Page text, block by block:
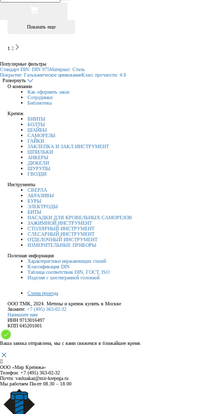
Показать еще
1 2
Популярные фильтры
Стандарт DIN: DIN 975Материал: Сталь
Покрытие: Гальваническое цинкованиеКласс прочности: 4.8
Развернуть
О компании
Как оформить заказ
Сотрудники
Библиотека
Крепеж
ВИНТЫ
БОЛТЫ
ШАЙБЫ
САМОРЕЗЫ
ГАЙКИ
ЗАКЛЕПКА И ЗАКЛ.ИНСТРУМЕНТ
ШПИЛЬКИ
АНКЕРЫ
ДЮБЕЛИ
ШУРУПЫ
ГВОЗДИ
Инструменты
СВЕРЛА
АБРАЗИВЫ
БУРЫ
ЭЛЕКТРОДЫ
БИТЫ
НАСАДКИ ДЛЯ КРОВЕЛЬНЫХ САМОРЕЗОВ
ЗАЖИМНОЙ ИНСТРУМЕНТ
СТОЛЯРНЫЙ ИНСТРУМЕНТ
СЛЕСАРНЫЙ ИНСТРУМЕНТ
ОТДЕЛОЧНЫЙ ИНСТРУМЕНТ
ИЗМЕРИТЕЛЬНЫЕ ПРИБОРЫ
Полезная информация
Характеристики нержавеющих сталей
Классификация DIN
Таблица соответствия DIN, ГОСТ, ISO
Изделия с шестигранной головкой
Схема проезда
ООО ТМК, 2024. Метизы и крепеж купить в Москве
Звоните: +7 (495) 363-02-32
Напишите нам
ИНН 9713016497
КПП 645201001
Ваша заявка отправлена, мы с вами свяжемся в ближайшее время.
ООО «Мир Крепежа»
Телефон: +7 (495) 363-02-32
Почта: vashzakaz@mir-krepega.ru
Мы работаем Пн-пт 08.30 – 18.00